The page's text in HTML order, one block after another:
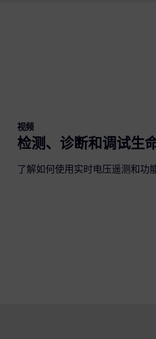
视频
检测、诊断和调试生
了解如何使用实时电压遥测和功